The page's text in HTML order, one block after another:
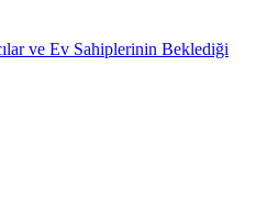
ve Ev Sahiplerinin Beklediği